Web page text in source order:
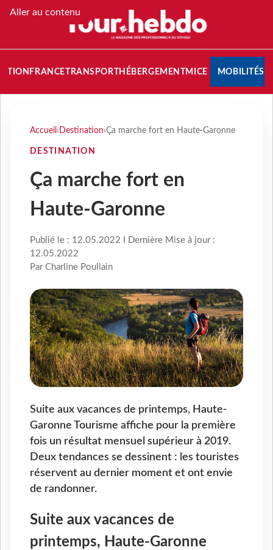
Aller au contenu
FRANCETRANSPORT HÉBERGEMENTMICE MOBILITÉS
Accueil › Destination›Ça marche fort en Haute-Garonne
DESTINATION
Ça marche fort en
Haute-Garonne
Publié le : 12.05.2022 I Dernière Mise à jour :
12.05.2022
Par Charline Poullain
Suite aux vacances de printemps, Haute-
Garonne Tourisme affiche pour la première
fois un résultat mensuel supérieur à 2019.
Deux tendances se dessinent : les touristes
réservent au dernier moment et ont envie
de randonner.
Suite aux vacances de
printemps, Haute-Garonne